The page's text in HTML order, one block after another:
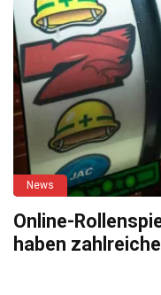
News
Online-
haben